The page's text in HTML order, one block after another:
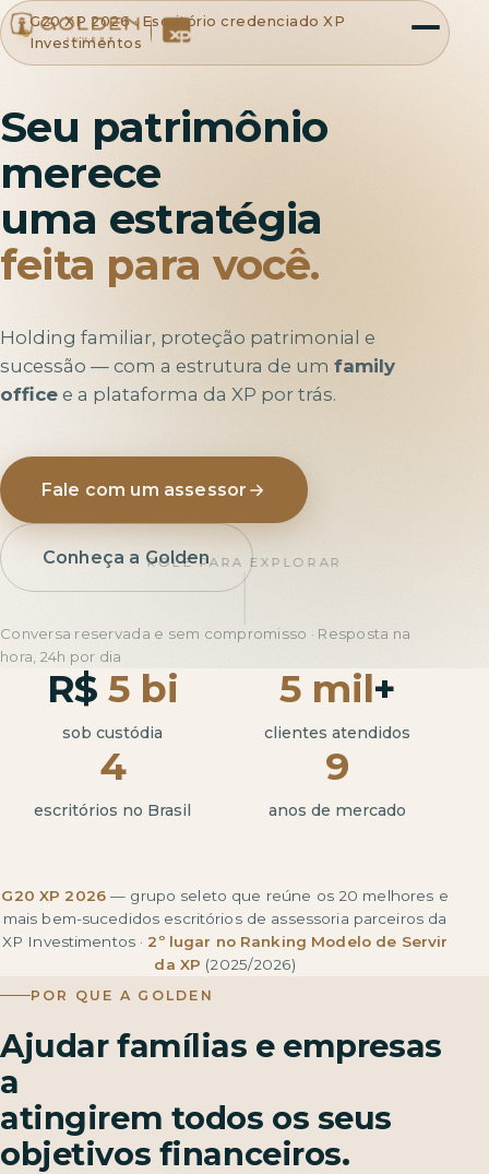
G20 XP 2026 · Escritório credenciado XP
Investimentos
Seu patrimônio
merece
uma estratégia
feita para você.
Holding familiar, proteção patrimonial e
sucessão — com a estrutura de um family
office e a plataforma da XP por trás.
Fale com um assessor
Conheça a Golden
Conversa reservada e sem compromisso · Resposta na
hora, 24h por dia
ROLE PARA EXPLORAR
R$ 5 bi
sob custódia
5 mil+
clientes atendidos
4
escritórios no Brasil
9
anos de mercado
G20 XP 2026— grupo seleto que reúne os 20 melhores e
mais bem-sucedidos escritórios de assessoria parceiros da
XP Investimentos · 2º lugar no Ranking Modelo de Servir
da XP (2025/2026)
POR QUE A GOLDEN
Ajudar famílias e empresas
a
atingirem todos os seus
objetivos financeiros.